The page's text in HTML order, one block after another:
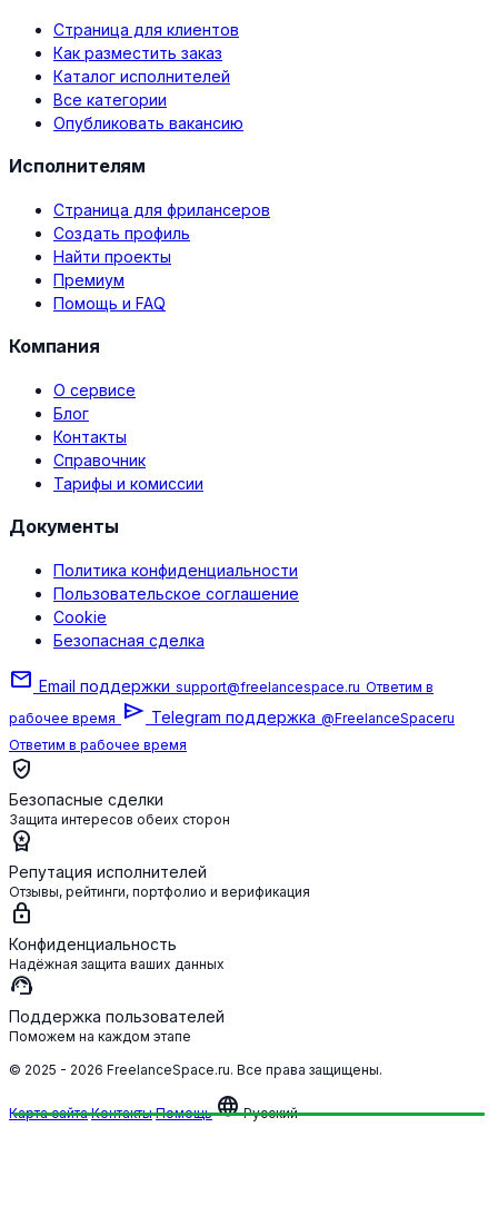
Страница для клиентов
Как разместить заказ
Каталог исполнителей
Все категории
Опубликовать вакансию
Исполнителям
Страница для фрилансеров
Создать профиль
Найти проекты
Премиум
Помощь и FAQ
Компания
О сервисе
Блог
Контакты
Справочник
Тарифы и комиссии
Документы
Политика конфиденциальности
Пользовательское соглашение
Cookie
Безопасная сделка
mail Email поддержки support@freelancespace.ru Ответим в
рабочее время send Telegram поддержка @FreelanceSpaceru
Ответим в рабочее время
verified_user
Безопасные сделки
Защита интересов обеих сторон
workspace_premium
Репутация исполнителей
Отзывы, рейтинги, портфолио и верификация
lock
Конфиденциальность
Надёжная защита ваших данных
support_agent
Поддержка пользователей
Поможем на каждом этапе
© 2025 - 2026 FreelanceSpace.ru. Все права защищены.
Карта сайта Контакты Помощь languageРусский